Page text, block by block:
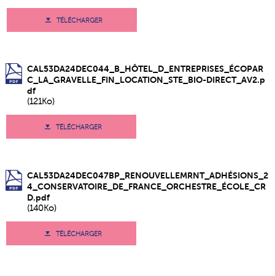
TÉLÉCHARGER
CAL53DA24DEC044_B_HÔTEL_D_ENTREPRISES_ÉCOPAR
C_LA_GRAVELLE_FIN_LOCATION_STE_BIO-DIRECT_AV2.p
df
(121Ko)
TÉLÉCHARGER
CAL53DA24DEC047BP_RENOUVELLEMRNT_ADHÉSIONS_2
4_CONSERVATOIRE_DE_FRANCE_ORCHESTRE_ÉCOLE_CR
D.pdf
(140Ko)
TÉLÉCHARGER